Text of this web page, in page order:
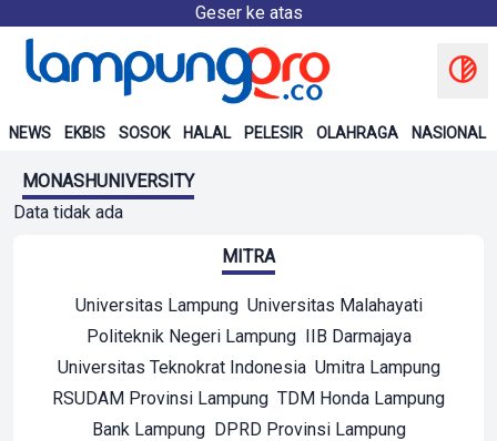
Geser ke atas
NEWS EKBIS SOSOK HALAL PELESIR OLAHRAGA NASIONAL
MONASHUNIVERSITY
Data tidak ada
MITRA
Universitas Lampung Universitas Malahayati
Politeknik Negeri Lampung IIB Darmajaya
Universitas Teknokrat Indonesia Umitra Lampung
RSUDAM Provinsi Lampung TDM Honda Lampung
Bank Lampung DPRD Provinsi Lampung